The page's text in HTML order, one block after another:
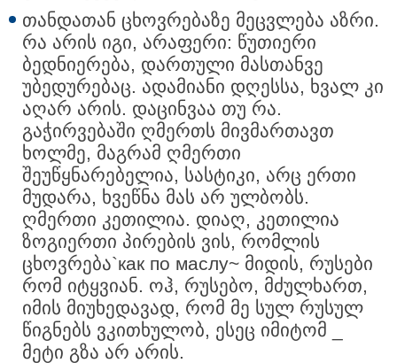
თანდათან ცხოვრებაზე მეცვლება აზრი.
რა არის იგი, არაფერი: წუთიერი
ბედნიერება, დართული მასთანვე
უბედურებაც. ადამიანი დღესსა, ხვალ კი
აღარ არის. დაცინვაა თუ რა.
გაჭირვებაში ღმერთს მივმართავთ
ხოლმე, მაგრამ ღმერთი
შეუწყნარებელია, სასტიკი, არც ერთი
მუდარა, ხვეწნა მას არ ულბობს.
ღმერთი კეთილია. დიაღ, კეთილია
ზოგიერთი პირების ვის, რომლის
ცხოვრება`как по маслу~ მიდის, რუსები
რომ იტყვიან. ოჰ, რუსებო, მძულხართ,
იმის მიუხედავად, რომ მე სულ რუსულ
წიგნებს ვკითხულობ, ესეც იმიტომ _
მეტი გზა არ არის.